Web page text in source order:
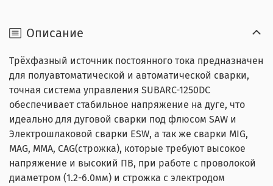
Описание
Трёхфазный источник постоянного тока предназначен
для полуавтоматической и автоматической сварки,
точная система управления SUBARC-1250DC
обеспечивает стабильное напряжение на дуге, что
идеально для дуговой сварки под флюсом SAW и
Электрошлаковой сварки ESW, а так же сварки MIG,
MAG, MMA, CAG(строжка), которые требуют высокое
напряжение и высокий ПВ, при работе с проволокой
диаметром (1.2-6.0мм) и строжка с электродом